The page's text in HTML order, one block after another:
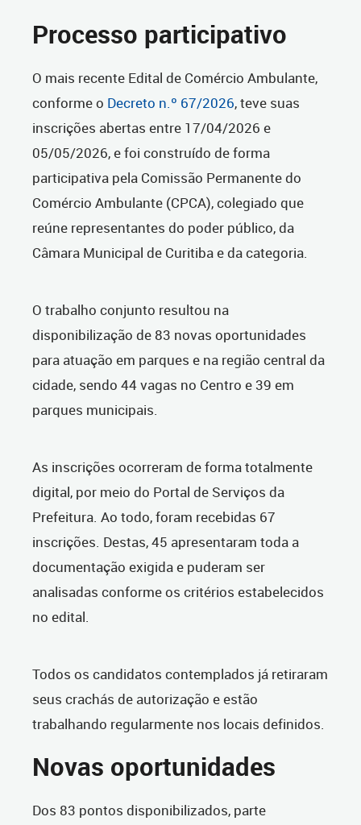
Processo participativo
O mais recente Edital de Comércio Ambulante,
conforme o Decreto n.º 67/2026, teve suas
inscrições abertas entre 17/04/2026 e
05/05/2026, e foi construído de forma
participativa pela Comissão Permanente do
Comércio Ambulante (CPCA), colegiado que
reúne representantes do poder público, da
Câmara Municipal de Curitiba e da categoria.
O trabalho conjunto resultou na
disponibilização de 83 novas oportunidades
para atuação em parques e na região central da
cidade, sendo 44 vagas no Centro e 39 em
parques municipais.
As inscrições ocorreram de forma totalmente
digital, por meio do Portal de Serviços da
Prefeitura. Ao todo, foram recebidas 67
inscrições. Destas, 45 apresentaram toda a
documentação exigida e puderam ser
analisadas conforme os critérios estabelecidos
no edital.
Todos os candidatos contemplados já retiraram
seus crachás de autorização e estão
trabalhando regularmente nos locais definidos.
Novas oportunidades
Dos 83 pontos disponibilizados, parte